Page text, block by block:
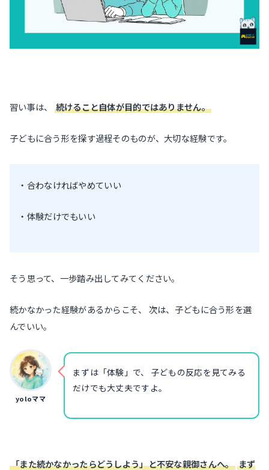
習い事は、 続けること自体が目的ではありません。
子どもに合う形を探す過程そのものが、大切な経験です。
・合わなければやめていい
・体験だけでもいい
そう思って、一歩踏み出してみてください。
続かなかった経験があるからこそ、 次は、子どもに合う形を選
んでいい。
yoloママ
まずは「体験」で、 子どもの反応を見てみる
だけでも大丈夫ですよ。
「また続かなかったらどうしよう」と不安な親御さんへ。 まず